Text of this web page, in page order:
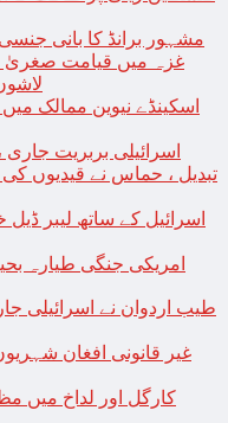
مشہور برانڈ کا بانی
غزہ میں قیامت صغریٰ ،
اسرائیلی بربریت
تبدیل ، حماس نے قیدیوں
اسرائیل کے ساتھ لیبر ڈیل
طیب اردوان نے اسرائیلی
غیر قانونی افغان
کارگل اور لداخ میں